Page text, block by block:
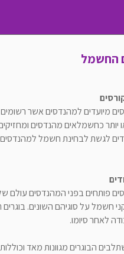
החשמל
מיועדים למהנדסים אשר
יותר כחשמלאים מהנדסים
לגשת לבחינת חשמל
פותחים בפני המהנדסים עולם
חשמל על סוגיהם השונים.
לאחר סיומו.
הבוגרים מגוונות מאד